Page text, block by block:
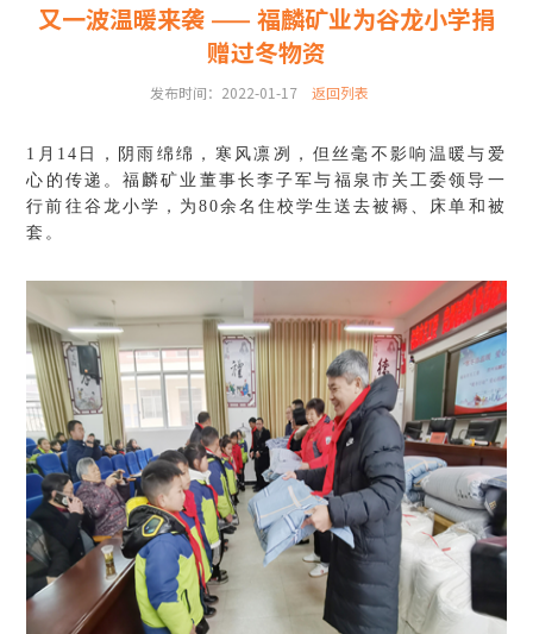
又一波温暖来袭 —— 福麟矿业为谷龙小学捐
赠过冬物资
发布时间：2022-01-17 返回列表
1月14日，阴雨绵绵，寒风凛冽，但丝毫不影响温暖与爱
心的传递。福麟矿业董事长李子军与福泉市关工委领导一
行前往谷龙小学，为80余名住校学生送去被褥、床单和被
套。